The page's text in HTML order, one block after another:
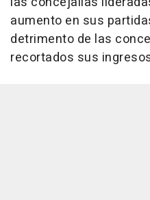
aumento en sus
detrimento de las
recortados sus